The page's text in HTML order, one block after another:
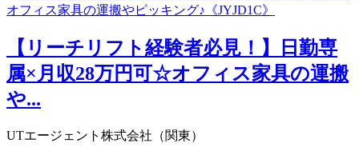
【リーチリフト経験者必見！】日勤専
属×月収28万円可☆オフィス家具の運搬
や...
UTエージェント株式会社（関東）